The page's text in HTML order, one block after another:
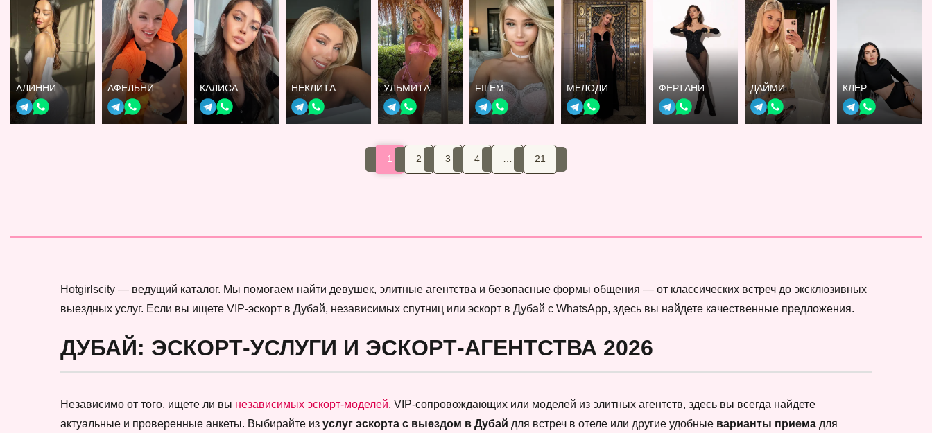
АЛИННИ АФЕЛЬНИ КАЛИСА НЕКЛИТА УЛЬМИТА FILEM МЕЛОДИ ФЕРТАНИ ДАЙМИ КЛЕР
1 2 3 4 21
Hotgirlscity — ведущий каталог. Мы помогаем найти девушек, элитные агентства и безопасные формы общения — от классических встреч до эксклюзивных
выездных услуг. Если вы ищете VIP-эскорт в Дубай, независимых спутниц или эскорт в Дубай с WhatsApp, здесь вы найдете качественные предложения.
ДУБАЙ: ЭСКОРТ-УСЛУГИ И ЭСКОРТ-АГЕНТСТВА 2026
Независимо от того, ищете ли вы независимых эскорт-моделей, VIP-сопровождающих или моделей из элитных агентств, здесь вы всегда найдете
актуальные и проверенные анкеты. Выбирайте из услуг эскорта с выездом в Дубай для встреч в отеле или другие удобные варианты приема для